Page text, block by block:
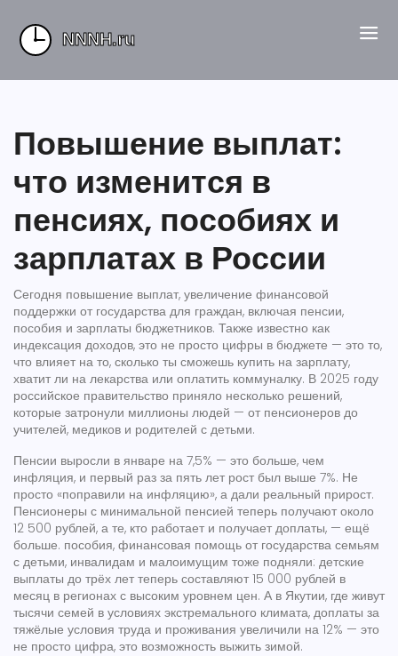
Повышение выплат:
что изменится в
пенсиях, пособиях и
зарплатах в России
Сегодня повышение выплат, увеличение финансовой
поддержки от государства для граждан, включая пенсии,
пособия и зарплаты бюджетников. Также известно как
индексация доходов, это не просто цифры в бюджете — это то,
что влияет на то, сколько ты сможешь купить на зарплату,
хватит ли на лекарства или оплатить коммуналку. В 2025 году
российское правительство приняло несколько решений,
которые затронули миллионы людей — от пенсионеров до
учителей, медиков и родителей с детьми.
Пенсии выросли в январе на 7,5% — это больше, чем
инфляция, и первый раз за пять лет рост был выше 7%. Не
просто «поправили на инфляцию», а дали реальный прирост.
Пенсионеры с минимальной пенсией теперь получают около
12 500 рублей, а те, кто работает и получает доплаты, — ещё
больше. пособия, финансовая помощь от государства семьям
с детьми, инвалидам и малоимущим тоже подняли: детские
выплаты до трёх лет теперь составляют 15 000 рублей в
месяц в регионах с высоким уровнем цен. А в Якутии, где живут
тысячи семей в условиях экстремального климата, доплаты за
тяжёлые условия труда и проживания увеличили на 12% — это
не просто цифра, это возможность выжить зимой.